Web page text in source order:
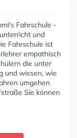
Fahrschule -
und
Fahrschule ist
empathisch
die unter
und wissen, wie
umgehen
Sie können